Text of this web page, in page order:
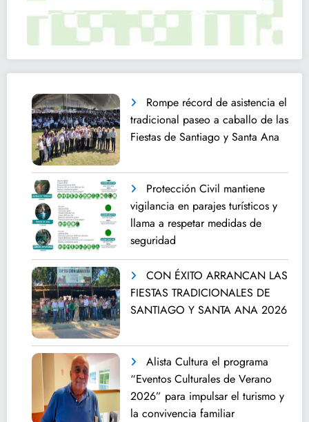
Rompe récord de asistencia el
tradicional paseo a caballo de las
Fiestas de Santiago y Santa Ana
Protección Civil mantiene
vigilancia en parajes turísticos y
llama a respetar medidas de
seguridad
CON ÉXITO ARRANCAN LAS
FIESTAS TRADICIONALES DE
SANTIAGO Y SANTA ANA 2026
Alista Cultura el programa
“Eventos Culturales de Verano
2026” para impulsar el turismo y
la convivencia familiar